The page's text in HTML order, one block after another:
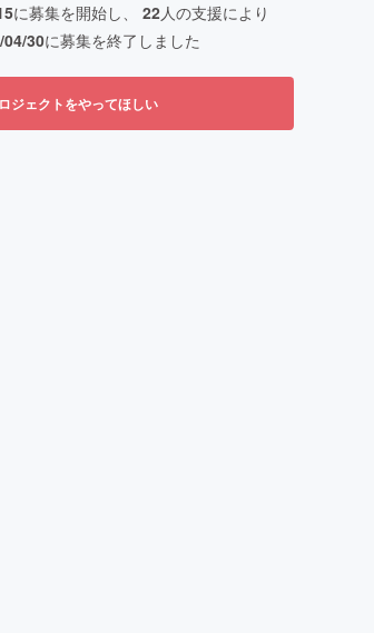
に募集を開始し、 22人の支援により
04/30に募集を終了しました
ジェクトをやってほしい